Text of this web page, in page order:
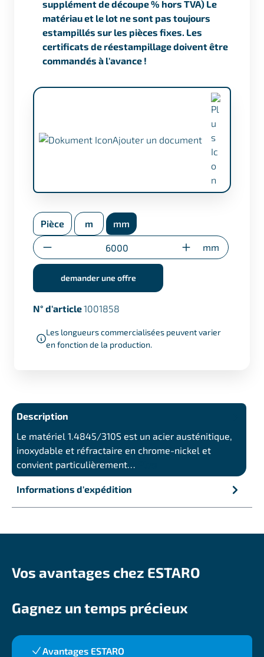
supplément de découpe % hors TVA) Le
matériau et le lot ne sont pas toujours
estampillés sur les pièces fixes. Les
certificats de réestampillage doivent être
commandés à l'avance !
Ajouter un document
Certificat de réestampillage
Pièce m
mm
Quantité
mm
demander une offre
N° d'article1001858
Les longueurs commercialisées peuvent varier
en fonction de la production.
Description
Le matériel 1.4845/310S est un acier austénitique,
inoxydable et réfractaire en chrome-nickel et
convient particulièrement…
Informations d'expédition
Vos avantages chez ESTARO
Avantages ESTARO
Gagnez un temps précieux